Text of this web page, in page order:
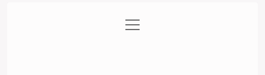
Gizlilik Politikası
menüyü
aç